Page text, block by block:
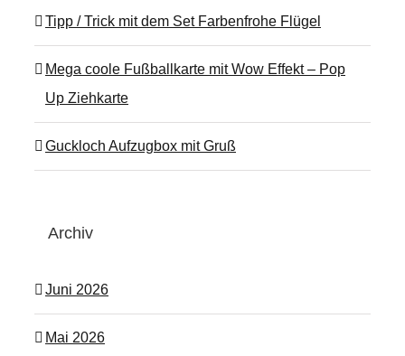
Tipp / Trick mit dem Set Farbenfrohe Flügel
Mega coole Fußballkarte mit Wow Effekt – Pop
Up Ziehkarte
Guckloch Aufzugbox mit Gruß
Archiv
Juni 2026
Mai 2026